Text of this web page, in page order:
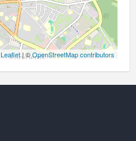
Leaflet| ©OpenStreetMap contributors